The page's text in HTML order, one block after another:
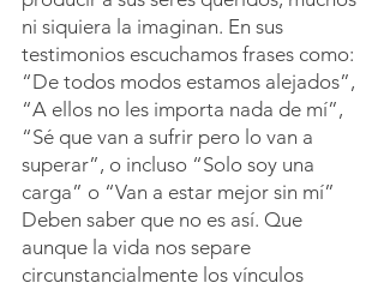
ni siquiera la imaginan. En sus
testimonios escuchamos frases como:
“De todos modos estamos alejados”,
“A ellos no les importa nada de mí”,
“Sé que van a sufrir pero lo van a
superar”, o incluso “Solo soy una
carga” o “Van a estar mejor sin mí”
Deben saber que no es así. Que
aunque la vida nos separe
circunstancialmente los vínculos